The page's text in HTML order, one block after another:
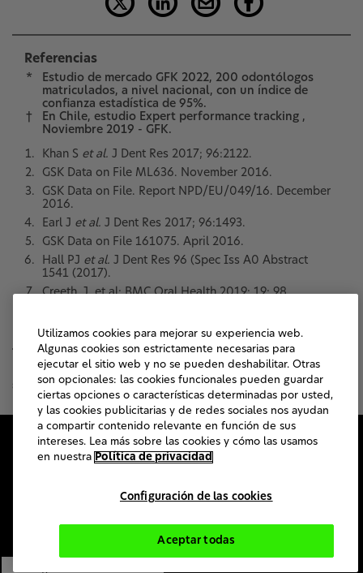
Referencias
*
Estudio de mercado GFK 2022, 200 odontólogos
matriculados, a nivel nacional, con un índice de
confianza estadística de 95%.
†
En Chile, estudio Expert performance tracking ,
Noviembre 2019 - GFK.
Khan S et al. J Dent Res 2017; 96:2122.
GSK Data on File ML636. November 2016.
GSK Data on File. Report NPD/EU/049/16. December
2016.
Earl J et al. J Dent Res 2017; 96:1493.
GSK Data on File 161075. April 2016.
Hall PJ et al. J Dent Res 96 (Spec Iss A0 Abstract
1541 (2017).
Creeth, J. et al; BMC Oral Health 2019; 19: 98.
Este sitio está destinado solo para profesionales de la
salud de Argentina y Chile.
Sitio Corporativo de Haleon
Contáctenos
Utilizamos cookies para mejorar su experiencia web.
Algunas cookies son estrictamente necesarias para
ejecutar el sitio web y no se pueden deshabilitar. Otras
son opcionales: las cookies funcionales pueden guardar
ciertas opciones o características determinadas por usted,
y las cookies publicitarias y de redes sociales nos ayudan
a compartir contenido relevante en función de sus
intereses. Lea más sobre las cookies y cómo las usamos
en nuestra Política de privacidad
Configuración de las cookies
Aceptar todas